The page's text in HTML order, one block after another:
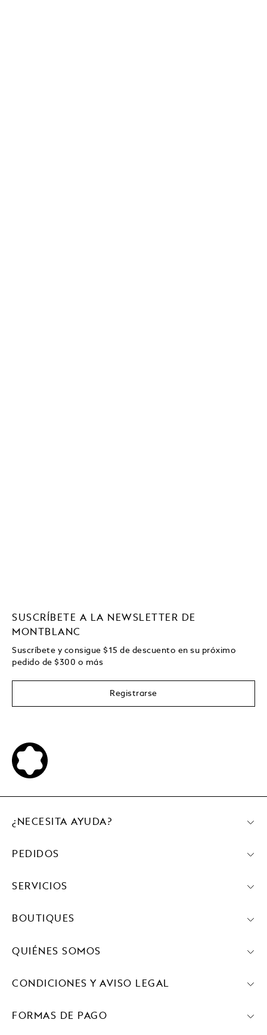
SUSCRÍBETE A LA NEWSLETTER DE
MONTBLANC
Suscríbete y consigue $15 de descuento en su próximo
pedido de $300 o más
Registrarse
FORMAS DE PAGO
¿NECESITA AYUDA?
PEDIDOS
SERVICIOS
BOUTIQUES
QUIÉNES SOMOS
CONDICIONES Y AVISO LEGAL